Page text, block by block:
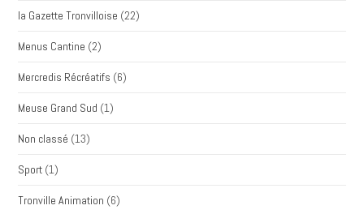
la Gazette Tronvilloise (22)
Menus Cantine (2)
Mercredis Récréatifs (6)
Meuse Grand Sud (1)
Non classé (13)
Sport (1)
Tronville Animation (6)